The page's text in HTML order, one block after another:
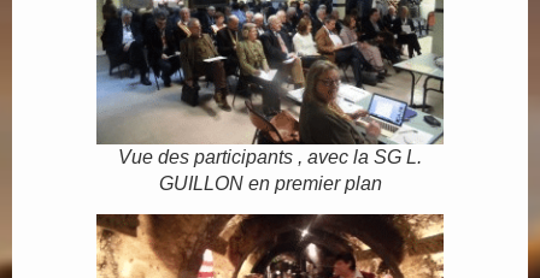
Vue des participants , avec la SG L.
GUILLON en premier plan